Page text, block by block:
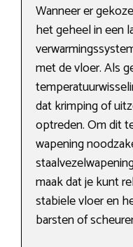
Wanneer er
het geheel in een
met de vloer. Als
dat krimping of
optreden. Om dit
wapening
maak dat je kunt
stabiele vloer en
barsten of